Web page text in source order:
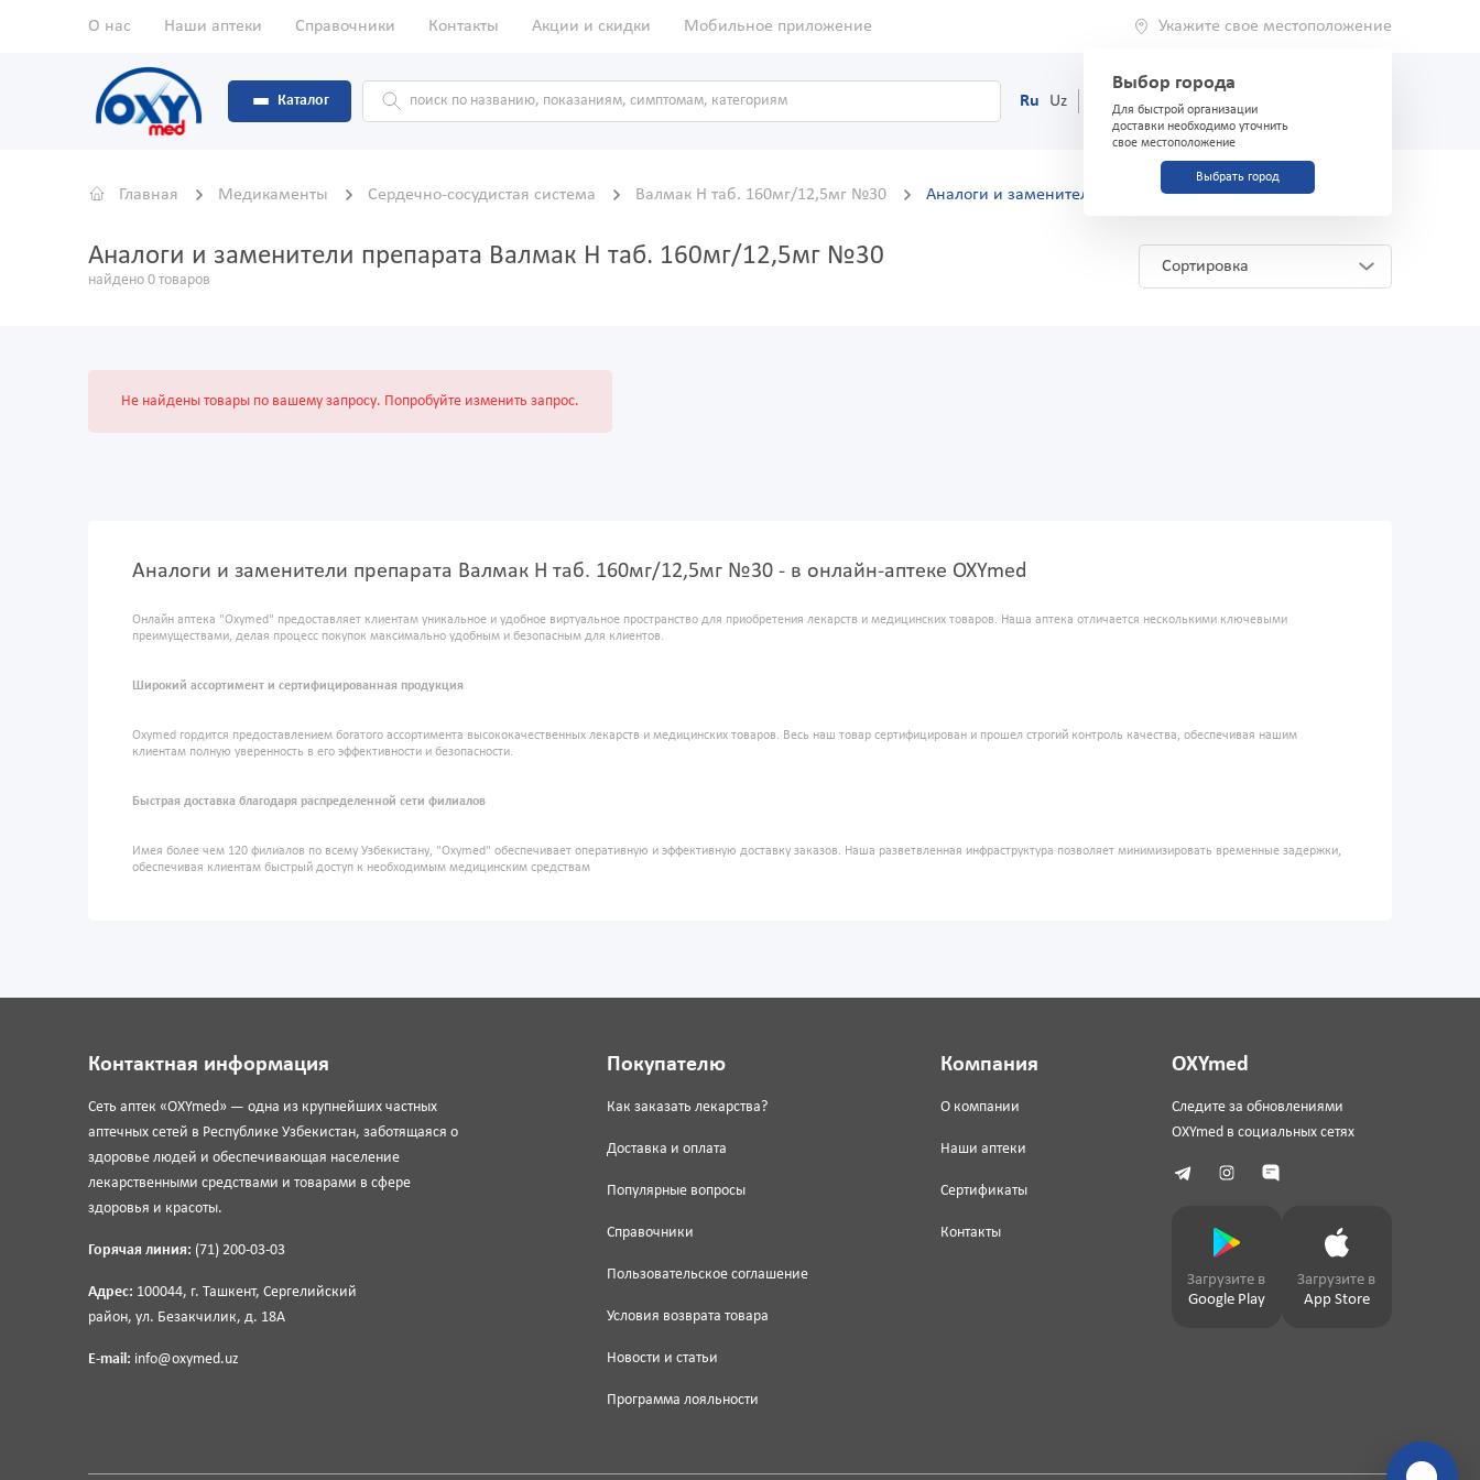
О нас Наши аптеки Справочники Контакты Акции и скидки Мобильное приложение Укажите свое местоположение
Выбор города
Для быстрой организации
доставки необходимо уточнить
свое местоположение
Выбрать город
Каталог Ru Uz (71) 200-03-03
Главная Медикаменты Сердечно-сосудистая система Валмак Н таб. 160мг/12,5мг №30 Аналоги и заменители
Аналоги и заменители препарата Валмак Н таб. 160мг/12,5мг №30
найдено 0 товаров
Сортировка
Не найдены товары по вашему запросу. Попробуйте изменить запрос.
Аналоги и заменители препарата Валмак Н таб. 160мг/12,5мг №30 - в онлайн-аптеке OXYmed
Онлайн аптека "Oxymed" предоставляет клиентам уникальное и удобное виртуальное пространство для приобретения лекарств и медицинских товаров. Наша аптека отличается несколькими ключевыми
преимуществами, делая процесс покупок максимально удобным и безопасным для клиентов.
Широкий ассортимент и сертифицированная продукция
Oxymed гордится предоставлением богатого ассортимента высококачественных лекарств и медицинских товаров. Весь наш товар сертифицирован и прошел строгий контроль качества, обеспечивая нашим
клиентам полную уверенность в его эффективности и безопасности.
Быстрая доставка благодаря распределенной сети филиалов
Имея более чем 120 филиалов по всему Узбекистану, "Oxymed" обеспечивает оперативную и эффективную доставку заказов. Наша разветвленная инфраструктура позволяет минимизировать временные задержки,
обеспечивая клиентам быстрый доступ к необходимым медицинским средствам
Контактная информация
Сеть аптек «OXYmed» — одна из крупнейших частных
аптечных сетей в Республике Узбекистан, заботящаяся о
здоровье людей и обеспечивающая население
лекарственными средствами и товарами в сфере
здоровья и красоты.
Горячая линия: (71) 200-03-03
Адрес: 100044, г. Ташкент, Сергелийский
район, ул. Безакчилик, д. 18А
E-mail: info@oxymed.uz
Покупателю
Как заказать лекарства?
Доставка и оплата
Популярные вопросы
Справочники
Пользовательское соглашение
Условия возврата товара
Новости и статьи
Программа лояльности
Компания
О компании
Наши аптеки
Сертификаты
Контакты
OXYmed
Следите за обновлениями
OXYmed в социальных сетях
Загрузите в
Google Play
Загрузите в
App Store